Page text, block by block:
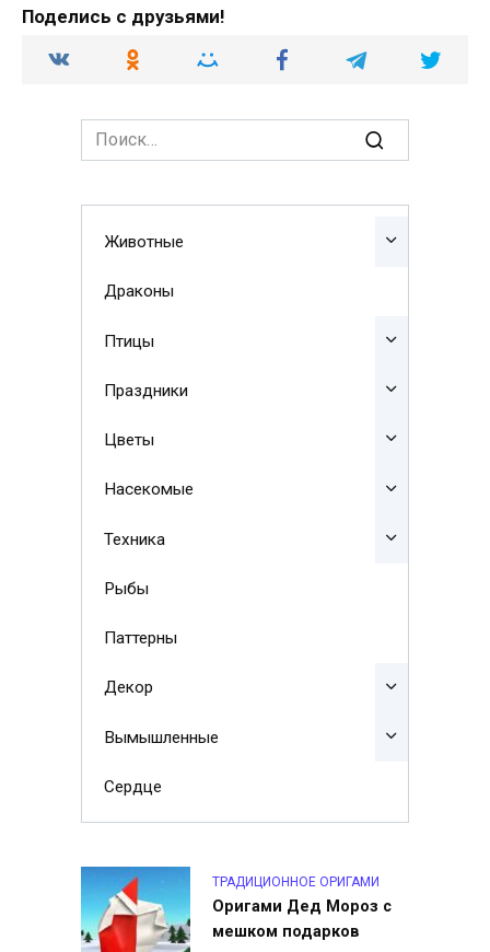
Поделись с друзьями!
Search
for:
Животные
Драконы
Птицы
Праздники
Цветы
Насекомые
Техника
Рыбы
Паттерны
Декор
Вымышленные
Сердце
ТРАДИЦИОННОЕ ОРИГАМИ
Оригами Дед Мороз с
мешком подарков